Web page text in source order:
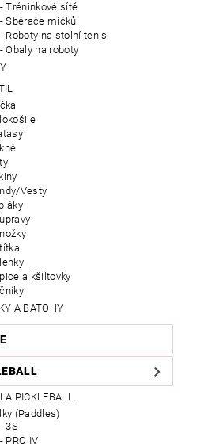
- Tréninkové sítě
- Sběrače míčků
- Roboty na stolní tenis
- Obaly na roboty
Vesty
a kšiltovky
A BATOHY
PICKLEBALL
(Paddles)
- 3S
- PRO IV